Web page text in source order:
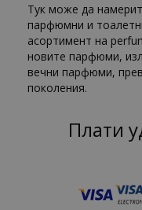
Тук може да
парфюмни и
асортимент на
новите парфюми,
вечни парфюми,
поколения.
Плати